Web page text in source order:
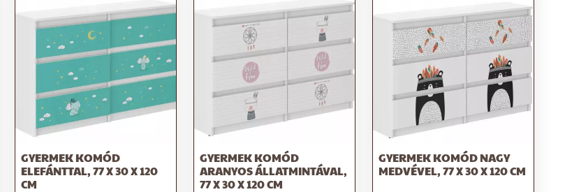
GYERMEK KOMÓD
ELEFÁNTTAL, 77 X 30 X 120
CM
GYERMEK KOMÓD
ARANYOS ÁLLATMINTÁVAL,
77 X 30 X 120 CM
GYERMEK KOMÓD NAGY
MEDVÉVEL, 77 X 30 X 120 CM